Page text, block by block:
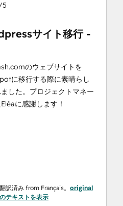
5
サイト移行 -
のウェブサイトを
に移行する際に素晴らし
した。プロジェクトマネー
に感謝します！
翻訳済み from Français。 original
のテキストを表示